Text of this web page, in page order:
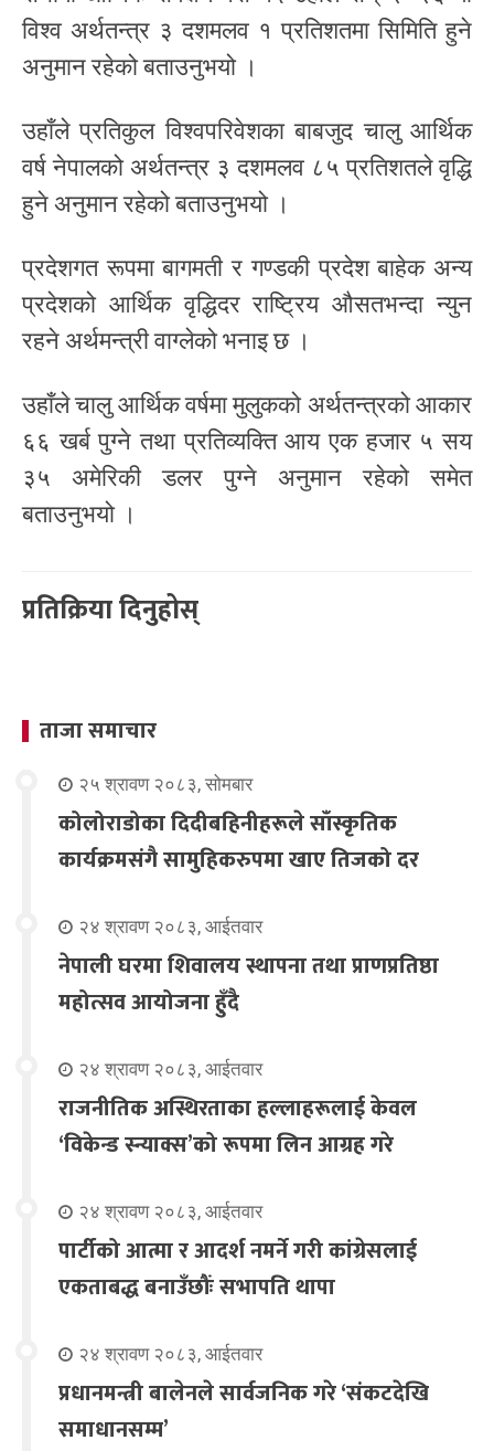
विश्व अर्थतन्त्र ३ दशमलव १ प्रतिशतमा सिमिति हुने
अनुमान रहेको बताउनुभयो ।
उहाँले प्रतिकुल विश्वपरिवेशका बाबजुद चालु आर्थिक
वर्ष नेपालको अर्थतन्त्र ३ दशमलव ८५ प्रतिशतले वृद्धि
हुने अनुमान रहेको बताउनुभयो ।
प्रदेशगत रूपमा बागमती र गण्डकी प्रदेश बाहेक अन्य
प्रदेशको आर्थिक वृद्धिदर राष्ट्रिय औसतभन्दा न्युन
रहने अर्थमन्त्री वाग्लेको भनाइ छ ।
उहाँले चालु आर्थिक वर्षमा मुलुकको अर्थतन्त्रको आकार
६६ खर्ब पुग्ने तथा प्रतिव्यक्ति आय एक हजार ५ सय
३५ अमेरिकी डलर पुग्ने अनुमान रहेको समेत
बताउनुभयो ।
प्रतिक्रिया दिनुहोस्
ताजा समाचार
२५ श्रावण २०८३, सोमबार
कोलोराडोका दिदीबहिनीहरूले साँस्कृतिक
कार्यक्रमसंगै सामुहिकरुपमा खाए तिजको दर
२४ श्रावण २०८३, आईतवार
नेपाली घरमा शिवालय स्थापना तथा प्राणप्रतिष्ठा
महोत्सव आयोजना हुँदै
२४ श्रावण २०८३, आईतवार
राजनीतिक अस्थिरताका हल्लाहरूलाई केवल
‘विकेन्ड स्न्याक्स’को रूपमा लिन आग्रह गरे
२४ श्रावण २०८३, आईतवार
पार्टीको आत्मा र आदर्श नमर्ने गरी कांग्रेसलाई
एकताबद्ध बनाउँछौंः सभापति थापा
२४ श्रावण २०८३, आईतवार
प्रधानमन्त्री बालेनले सार्वजनिक गरे ‘संकटदेखि
समाधानसम्म’